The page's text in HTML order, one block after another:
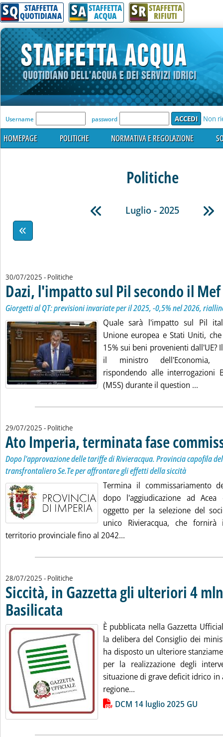
SQ STAFFETTA
QUOTIDIANA SA STAFFETTA
ACQUA SR STAFFETTA
RIFIUTI
'Modulo Login per accedere'
Username password Non
HOMEPAGE POLITICHE NORMATIVA E REGOLAZIONE
Politiche
Luglio - 2025
30/07/2025 - Politiche
Dazi, l'impatto sul Pil secondo il Mef..
Giorgetti al QT: previsioni invariate per il 2025, -0,5% nel 2026,
Quale sarà l'impatto sul Pil
Unione europea e Stati Uniti,
15% sui beni provenienti dall'UE?
il ministro dell'Economia,
rispondendo alle interrogazioni
(M5S) durante il question ...
29/07/2025 - Politiche
Ato Imperia, terminata fase
Dopo l'approvazione delle tariffe di Rivieracqua. Provincia capofila
transfrontaliero Se.Te per affrontare gli effetti della siccità
Termina il commissariamento
dopo l'aggiudicazione ad
oggetto per la selezione del
unico Rivieracqua, che
territorio provinciale fino al 2042...
28/07/2025 - Politiche
Siccità, in Gazzetta gli ulteriori 4
Basilicata . Pubblicata lunedì 28 luglio 2025 alle 16.31.
È pubblicata nella Gazzetta
la delibera del Consiglio dei
ha disposto un ulteriore
per la realizzazione degli
situazione di grave deficit idrico
regione...
Lista allegati PDF alla notiziaDCM 14 luglio 2025 GU